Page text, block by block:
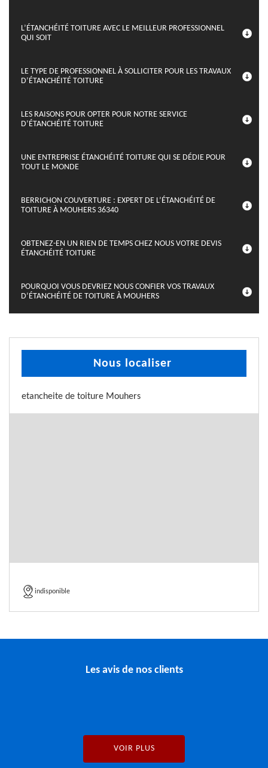
L’ÉTANCHÉITÉ TOITURE AVEC LE MEILLEUR PROFESSIONNEL
QUI SOIT
LE TYPE DE PROFESSIONNEL À SOLLICITER POUR LES TRAVAUX
D’ÉTANCHÉITÉ TOITURE
LES RAISONS POUR OPTER POUR NOTRE SERVICE
D’ÉTANCHÉITÉ TOITURE
UNE ENTREPRISE ÉTANCHÉITÉ TOITURE QUI SE DÉDIE POUR
TOUT LE MONDE
BERRICHON COUVERTURE : EXPERT DE L’ÉTANCHÉITÉ DE
TOITURE À MOUHERS 36340
OBTENEZ-EN UN RIEN DE TEMPS CHEZ NOUS VOTRE DEVIS
ÉTANCHÉITÉ TOITURE
POURQUOI VOUS DEVRIEZ NOUS CONFIER VOS TRAVAUX
D’ÉTANCHÉITÉ DE TOITURE À MOUHERS
Nous localiser
etancheite de toiture Mouhers
indisponible
Les avis de nos clients
VOIR PLUS